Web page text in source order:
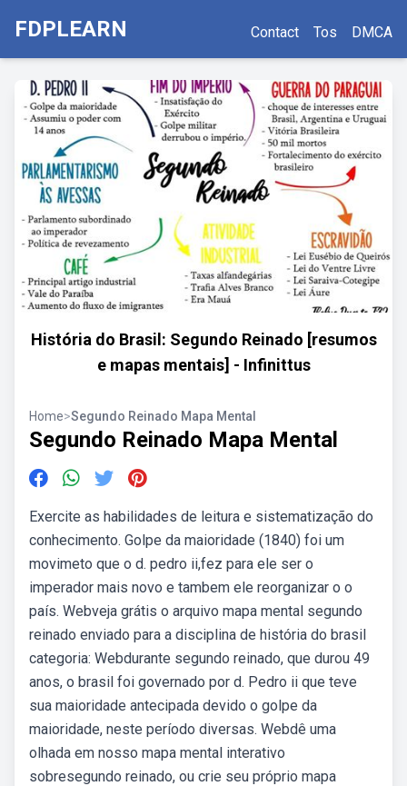
FDPLEARN Contact Tos DMCA
História do Brasil: Segundo Reinado [resumos
e mapas mentais] - Infinittus
Home>Segundo Reinado Mapa Mental
Segundo Reinado Mapa Mental
Exercite as habilidades de leitura e sistematização do
conhecimento. Golpe da maioridade (1840) foi um
movimeto que o d. pedro ii,fez para ele ser o
imperador mais novo e tambem ele reorganizar o o
país. Webveja grátis o arquivo mapa mental segundo
reinado enviado para a disciplina de história do brasil
categoria: Webdurante segundo reinado, que durou 49
anos, o brasil foi governado por d. Pedro ii que teve
sua maioridade antecipada devido o golpe da
maioridade, neste período diversas. Webdê uma
olhada em nosso mapa mental interativo
sobresegundo reinado, ou crie seu próprio mapa